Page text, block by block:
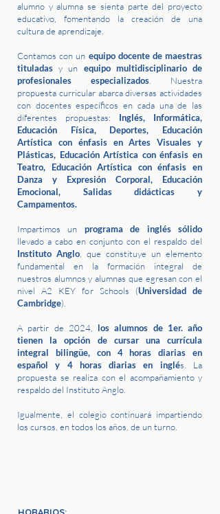
alumno y alumna se sienta parte del proyecto
educativo, fomentando la creación de una
cultura de aprendizaje.
Contamos con un equipo docente de maestras
tituladas y un equipo multidisciplinario de
profesionales especializados . Nuestra
propuesta curricular abarca diversas actividades
con docentes específicos en cada una de las
diferentes propuestas: Inglés, Informática,
Educación Física, Deportes, Educación
Artística con énfasis en Artes Visuales y
Plásticas, Educación Artística con énfasis en
Teatro, Educación Artística con énfasis en
Danza y Expresión Corporal, Educación
Emocional, Salidas didácticas y
Campamentos.
Impartimos un programa de inglés sólido
llevado a cabo en conjunto con el respaldo del
Instituto Anglo , que constituye un elemento
fundamental en la formación integral de
nuestros alumnos y alumnas que egresan con el
nivel A2 KEY for Schools (Universidad de
Cambridge).
A partir de 2024, los alumnos de 1er. año
tienen la opción de cursar una currícula
integral bilingüe, con 4 horas diarias en
español y 4 horas diarias en inglés. La
propuesta se realiza con el acompañamiento y
respaldo del Instituto Anglo.
Igualmente, el colegio continuará impartiendo
los cursos, en todos los años, de un turno.